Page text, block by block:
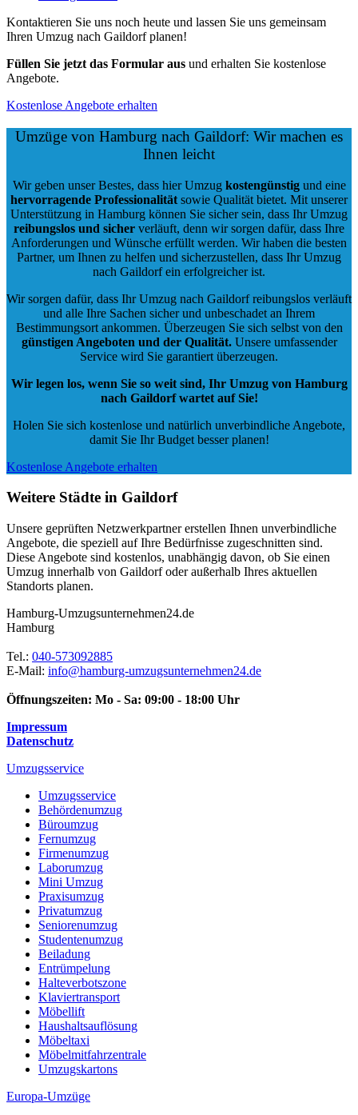
Kontaktieren Sie uns noch heute und lassen Sie uns gemeinsam
Ihren Umzug nach Gaildorf planen!
Füllen Sie jetzt das Formular aus und erhalten Sie kostenlose
Angebote.
Kostenlose Angebote erhalten
Umzüge von Hamburg nach Gaildorf: Wir machen es
Ihnen leicht
Wir geben unser Bestes, dass hier Umzug kostengünstigund eine
hervorragende Professionalität sowie Qualität bietet. Mit unserer
Unterstützung in Hamburg können Sie sicher sein, dass Ihr Umzug
reibungslos und sicher verläuft, denn wir sorgen dafür, dass Ihre
Anforderungen und Wünsche erfüllt werden. Wir haben die besten
Partner, um Ihnen zu helfen und sicherzustellen, dass Ihr Umzug
nach Gaildorf ein erfolgreicher ist.
Wir sorgen dafür, dass Ihr Umzug nach Gaildorf reibungslos verläuft
und alle Ihre Sachen sicher und unbeschadet an Ihrem
Bestimmungsort ankommen. Überzeugen Sie sich selbst von den
günstigen Angeboten und der Qualität.Unsere umfassender
Service wird Sie garantiert überzeugen.
Wir legen los, wenn Sie so weit sind, Ihr Umzug von Hamburg
nach Gaildorf wartet auf Sie!
Holen Sie sich kostenlose und natürlich unverbindliche Angebote,
damit Sie Ihr Budget besser planen!
Kostenlose Angebote erhalten
Weitere Städte in Gaildorf
Unsere geprüften Netzwerkpartner erstellen Ihnen unverbindliche
Angebote, die speziell auf Ihre Bedürfnisse zugeschnitten sind.
Diese Angebote sind kostenlos, unabhängig davon, ob Sie einen
Umzug innerhalb von Gaildorf oder außerhalb Ihres aktuellen
Standorts planen.
Hamburg-Umzugsunternehmen24.de
Hamburg
Tel.: 040-573092885
E-Mail: info@hamburg-umzugsunternehmen24.de
Öffnungszeiten: Mo - Sa: 09:00 - 18:00 Uhr
Impressum
Datenschutz
Umzugsservice
Umzugsservice
Behördenumzug
Büroumzug
Fernumzug
Firmenumzug
Laborumzug
Mini Umzug
Praxisumzug
Privatumzug
Seniorenumzug
Studentenumzug
Beiladung
Entrümpelung
Halteverbotszone
Klaviertransport
Möbellift
Haushaltsauflösung
Möbeltaxi
Möbelmitfahrzentrale
Umzugskartons
Europa-Umzüge